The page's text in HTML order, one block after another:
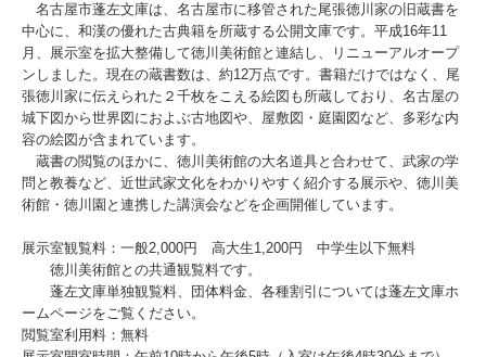
名古屋市蓬左文庫は、名古屋市に移管された尾張徳川家の旧蔵書を
中心に、和漢の優れた古典籍を所蔵する公開文庫です。平成16年11
月、展示室を拡大整備して徳川美術館と連結し、リニューアルオープ
ンしました。現在の蔵書数は、約12万点です。書籍だけではなく、尾
張徳川家に伝えられた２千枚をこえる絵図も所蔵しており、名古屋の
城下図から世界図におよぶ古地図や、屋敷図・庭園図など、多彩な内
容の絵図が含まれています。
蔵書の閲覧のほかに、徳川美術館の大名道具と合わせて、武家の学
問と教養など、近世武家文化をわかりやすく紹介する展示や、徳川美
術館・徳川園と連携した講演会などを企画開催しています。
展示室観覧料：一般2,000円 高大生1,200円 中学生以下無料
徳川美術館との共通観覧料です。
蓬左文庫単独観覧料、団体料金、各種割引については蓬左文庫ホ
ームページをご覧ください。
閲覧室利用料：無料